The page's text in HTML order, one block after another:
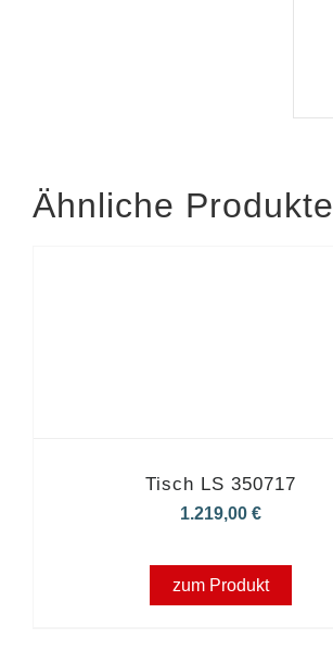
Ähnliche Produkte
Tisch LS 350717
1.219,00€
zum Produkt